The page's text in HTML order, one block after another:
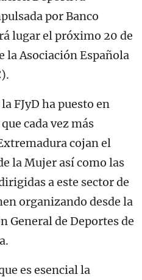
por Banco
lugar el próximo 20 de
la Asociación Española
FJyD ha puesto en
cada vez más
cojan el
la Mujer así como las
a este sector de
organizando desde la
General de Deportes de
es esencial la